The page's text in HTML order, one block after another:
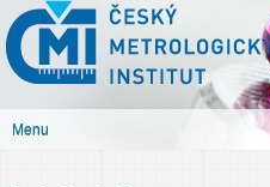
obsahu
Český
metrologický
institut
Menu